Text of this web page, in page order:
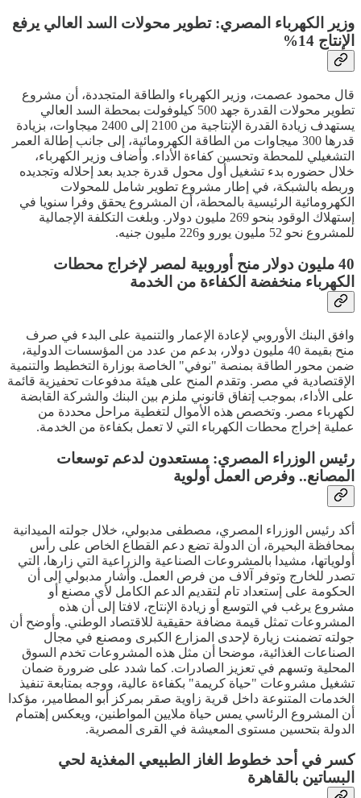
وزير الكهرباء المصري: تطوير محولات السد العالي يرفع
الإنتاج 14%
قال محمود عصمت، وزير الكهرباء والطاقة المتجددة، أن مشروع
تطوير محولات القدرة جهد 500 كيلوفولت بمحطة السد العالي
يستهدف زيادة القدرة الإنتاجية من 2100 إلى 2400 ميجاوات، بزيادة
قدرها 300 ميجاوات من الطاقة الكهرومائية، إلى جانب إطالة العمر
التشغيلي للمحطة وتحسين كفاءة الأداء. وأضاف وزير الكهرباء،
خلال حضوره بدء تشغيل أول محول قدرة جديد بعد إحلاله وتجديده
وربطه بالشبكة، في إطار مشروع تطوير شامل للمحولات
الكهرومائية الرئيسية بالمحطة، أن المشروع يحقق وفرا سنويا في
إستهلاك الوقود بنحو 269 مليون دولار. وبلغت التكلفة الإجمالية
للمشروع نحو 52 مليون يورو و226 مليون جنيه.
40 مليون دولار منح أوروبية لمصر لإخراج محطات
الكهرباء منخفضة الكفاءة من الخدمة
وافق البنك الأوروبي لإعادة الإعمار والتنمية على البدء في صرف
منح بقيمة 40 مليون دولار، بدعم من عدد من المؤسسات الدولية،
ضمن محور الطاقة بمنصة "نوفي" الخاصة بوزارة التخطيط والتنمية
الإقتصادية في مصر. وتقدم المنح على هيئة مدفوعات تحفيزية قائمة
على الأداء، بموجب إتفاق قانوني ملزم بين البنك والشركة القابضة
لكهرباء مصر. وتخصص هذه الأموال لتغطية مراحل محددة من
عملية إخراج محطات الكهرباء التي لا تعمل بكفاءة من الخدمة.
رئيس الوزراء المصري: مستعدون لدعم توسعات
المصانع.. وفرص العمل أولوية
أكد رئيس الوزراء المصري، مصطفى مدبولي، خلال جولته الميدانية
بمحافظة البحيرة، أن الدولة تضع دعم القطاع الخاص على رأس
أولوياتها، مشيدا بالمشروعات الصناعية والزراعية التي زارها، التي
تصدر للخارج وتوفر آلاف من فرص العمل. وأشار مدبولي إلى أن
الحكومة على إستعداد تام لتقديم الدعم الكامل لأي مصنع أو
مشروع يرغب في التوسع أو زيادة الإنتاج، لافتا إلى أن هذه
المشروعات تمثل قيمة مضافة حقيقية للاقتصاد الوطني. وأوضح أن
جولته تضمنت زيارة لإحدى المزارع الكبرى ومصنع في مجال
الصناعات الغذائية، موضحا أن مثل هذه المشروعات تخدم السوق
المحلية وتسهم في تعزيز الصادرات. كما شدد على ضرورة ضمان
تشغيل مشروعات "حياة كريمة" بكفاءة عالية، ووجه بمتابعة تنفيذ
الخدمات المتنوعة داخل قرية زاوية صقر بمركز أبو المطامير، مؤكدا
أن المشروع الرئاسي يمس حياة ملايين المواطنين، ويعكس إهتمام
الدولة بتحسين مستوى المعيشة في القرى المصرية.
كسر في أحد خطوط الغاز الطبيعي المغذية لحي
البساتين بالقاهرة